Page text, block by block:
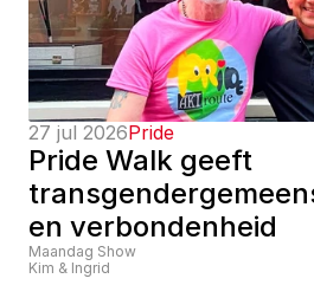
27 jul 2026Pride
Pride Walk geeft
en verbondenheid
Maandag Show
Kim & Ingrid